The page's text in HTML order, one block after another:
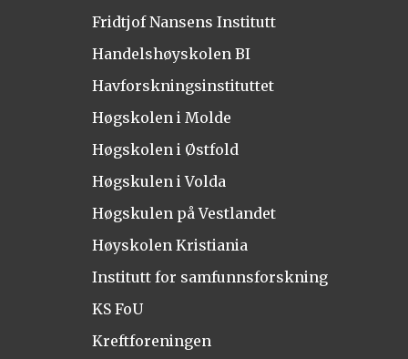
Fridtjof Nansens Institutt
Handelshøyskolen BI
Havforskningsinstituttet
Høgskolen i Molde
Høgskolen i Østfold
Høgskulen i Volda
Høgskulen på Vestlandet
Høyskolen Kristiania
Institutt for samfunnsforskning
KS FoU
Kreftforeningen